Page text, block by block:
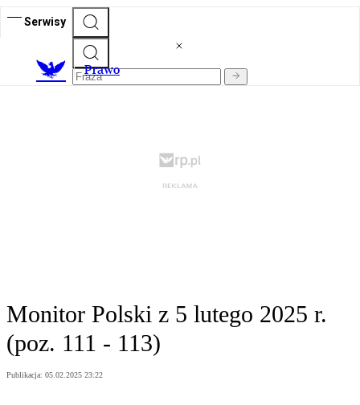
Serwisy
Prawo
Monitor Polski z 5 lutego 2025 r.
(poz. 111 - 113)
Publikacja: 05.02.2025 23:22